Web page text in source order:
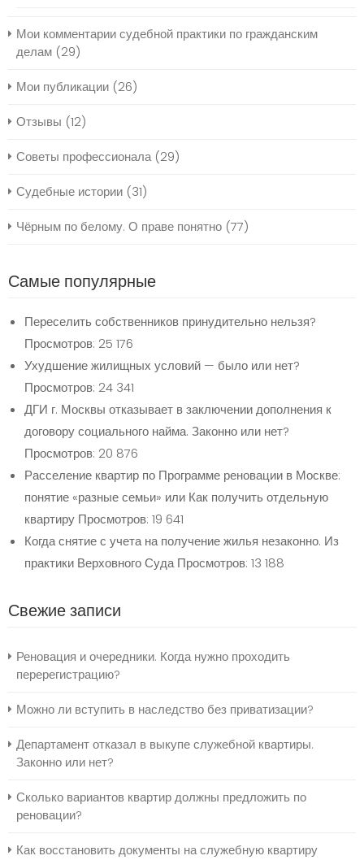
Мои комментарии судебной практики по гражданским
делам (29)
Мои публикации (26)
Отзывы (12)
Советы профессионала(29)
Судебные истории (31)
Чёрным по белому. О праве понятно (77)
Самые популярные
Переселить собственников принудительно нельзя?
Просмотров: 25 176
Ухудшение жилищных условий — было или нет?
Просмотров: 24 341
ДГИ г. Москвы отказывает в заключении дополнения к
договору социального найма. Законно или нет?
Просмотров: 20 876
Расселение квартир по Программе реновации в Москве:
понятие «разные семьи» или Как получить отдельную
квартиру Просмотров: 19 641
Когда снятие с учета на получение жилья незаконно. Из
практики Верховного СудаПросмотров: 13 188
Свежие записи
Реновация и очередники. Когда нужно проходить
перерегистрацию?
Можно ли вступить в наследство без приватизации?
Департамент отказал в выкупе служебной квартиры.
Законно или нет?
Сколько вариантов квартир должны предложить по
реновации?
Как восстановить документы на служебную квартиру